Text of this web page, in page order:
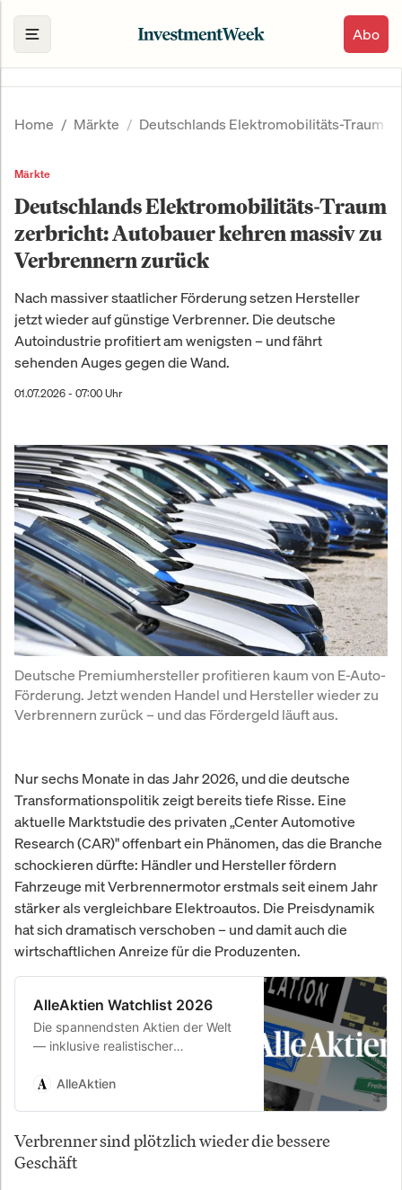
Abo
Home Märkte Deutschlands Elektromobilitäts-Traum
Märkte
Deutschlands Elektromobilitäts-Traum
zerbricht: Autobauer kehren massiv zu
Verbrennern zurück
Nach massiver staatlicher Förderung setzen Hersteller
jetzt wieder auf günstige Verbrenner. Die deutsche
Autoindustrie profitiert am wenigsten – und fährt
sehenden Auges gegen die Wand.
01.07.2026 - 07:00 Uhr
Deutsche Premiumhersteller profitieren kaum von E-Auto-
Förderung. Jetzt wenden Handel und Hersteller wieder zu
Verbrennern zurück – und das Fördergeld läuft aus.
Nur sechs Monate in das Jahr 2026, und die deutsche
Transformationspolitik zeigt bereits tiefe Risse. Eine
aktuelle Marktstudie des privaten „Center Automotive
Research (CAR)" offenbart ein Phänomen, das die Branche
schockieren dürfte: Händler und Hersteller fördern
Fahrzeuge mit Verbrennermotor erstmals seit einem Jahr
stärker als vergleichbare Elektroautos. Die Preisdynamik
hat sich dramatisch verschoben – und damit auch die
wirtschaftlichen Anreize für die Produzenten.
AlleAktien Watchlist 2026
Die spannendsten Aktien der Welt
— inklusive realistischer
von unserem Analystenteam.
AlleAktien
Verbrenner sind plötzlich wieder die bessere
Geschäft